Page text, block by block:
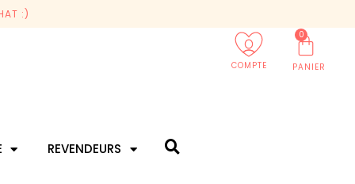
:)
COMPTE
0
PANIER
REVENDEURS